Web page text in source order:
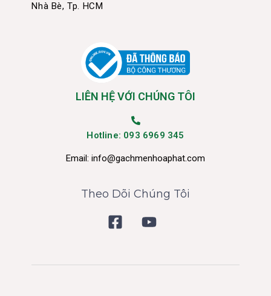
Nhà Bè, Tp. HCM
LIÊN HỆ VỚI CHÚNG TÔI
Hotline: 093 6969 345
Email: info@gachmenhoaphat.com
Theo Dõi Chúng Tôi